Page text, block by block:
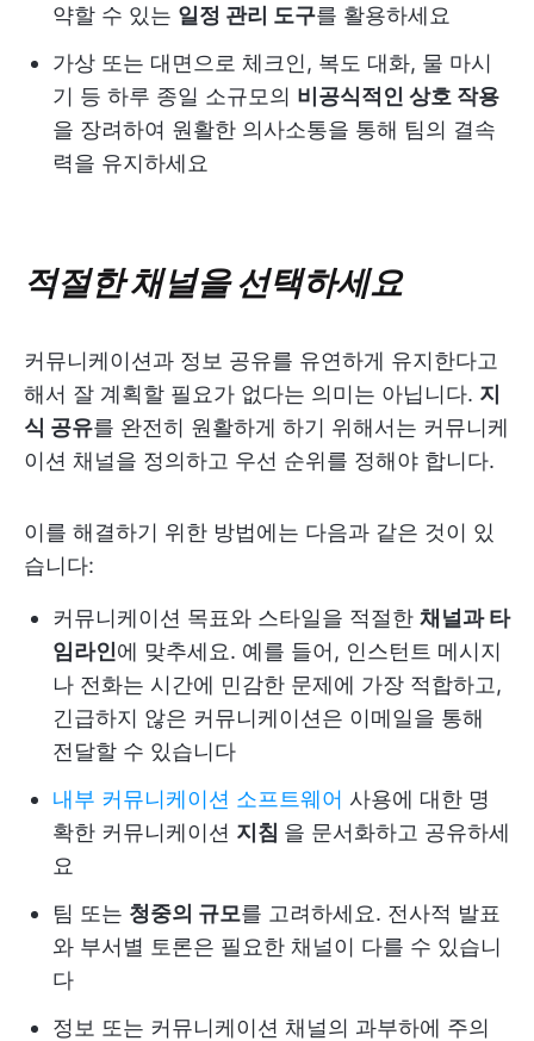
약할 수 있는 일정 관리 도구를 활용하세요
가상 또는 대면으로 체크인, 복도 대화, 물 마시
기 등 하루 종일 소규모의 비공식적인 상호 작용
을 장려하여 원활한 의사소통을 통해 팀의 결속
력을 유지하세요
적절한 채널을 선택하세요
커뮤니케이션과 정보 공유를 유연하게 유지한다고
해서 잘 계획할 필요가 없다는 의미는 아닙니다. 지
식 공유를 완전히 원활하게 하기 위해서는 커뮤니케
이션 채널을 정의하고 우선 순위를 정해야 합니다.
이를 해결하기 위한 방법에는 다음과 같은 것이 있
습니다:
커뮤니케이션 목표와 스타일을 적절한 채널과 타
임라인에 맞추세요. 예를 들어, 인스턴트 메시지
나 전화는 시간에 민감한 문제에 가장 적합하고,
긴급하지 않은 커뮤니케이션은 이메일을 통해
전달할 수 있습니다
내부 커뮤니케이션 소프트웨어 사용에 대한 명
확한 커뮤니케이션 지침 을 문서화하고 공유하세
요
팀 또는 청중의 규모를 고려하세요. 전사적 발표
와 부서별 토론은 필요한 채널이 다를 수 있습니
다
정보 또는 커뮤니케이션 채널의 과부하에 주의